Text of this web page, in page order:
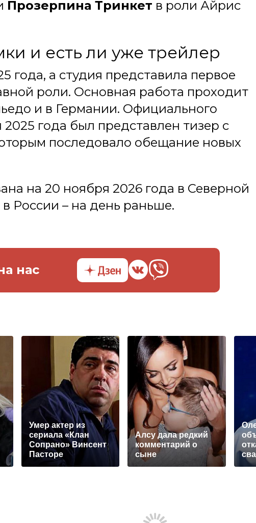
Прозерпина Тринкет в роли Айрис
и есть ли уже трейлер
года, а студия представила первое
роли. Основная работа проходит
и в Германии. Официального
2025 года был представлен тизер с
последовало обещание новых
на 20 ноября 2026 года в Северной
России – на день раньше.
нас
Умер актер из
сериала «Клан
Сопрано» Винсент
Пасторе
Алсу дала редкий
комментарий о
сыне